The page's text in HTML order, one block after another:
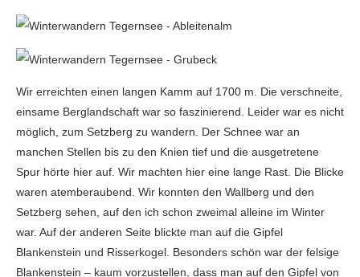
Wir erreichten einen langen Kamm auf 1700 m. Die verschneite,
einsame Berglandschaft war so faszinierend. Leider war es nicht
möglich, zum Setzberg zu wandern. Der Schnee war an
manchen Stellen bis zu den Knien tief und die ausgetretene
Spur hörte hier auf. Wir machten hier eine lange Rast. Die Blicke
waren atemberaubend. Wir konnten den Wallberg und den
Setzberg sehen, auf den ich schon zweimal alleine im Winter
war. Auf der anderen Seite blickte man auf die Gipfel
Blankenstein und Risserkogel. Besonders schön war der felsige
Blankenstein – kaum vorzustellen, dass man auf den Gipfel von